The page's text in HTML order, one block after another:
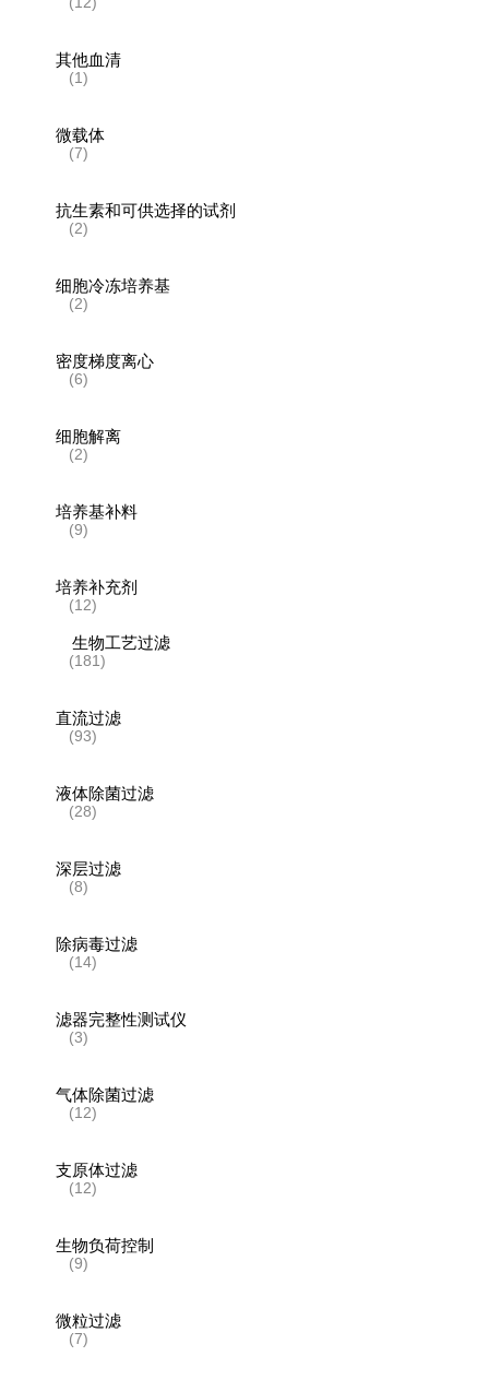
其他血清
(1)
微载体
(7)
抗生素和可供选择的试剂
(2)
细胞冷冻培养基
(2)
密度梯度离心
(6)
细胞解离
(2)
培养基补料
(9)
培养补充剂
(12)
生物工艺过滤
(181)
直流过滤
(93)
液体除菌过滤
(28)
深层过滤
(8)
除病毒过滤
(14)
滤器完整性测试仪
(3)
气体除菌过滤
(12)
支原体过滤
(12)
生物负荷控制
(9)
微粒过滤
(7)